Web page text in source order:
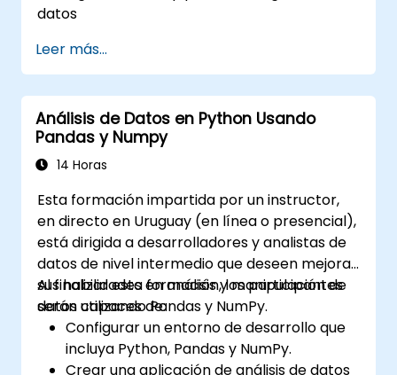
datos
Leer más...
Análisis de Datos en Python Usando
Pandas y Numpy
14 Horas
Esta formación impartida por un instructor,
en directo en Uruguay (en línea o presencial),
está dirigida a desarrolladores y analistas de
datos de nivel intermedio que deseen mejorar
sus habilidades en análisis y manipulación de
datos utilizando Pandas y NumPy.
Al finalizar esta formación, los participantes
serán capaces de:
Configurar un entorno de desarrollo que
incluya Python, Pandas y NumPy.
Crear una aplicación de análisis de datos